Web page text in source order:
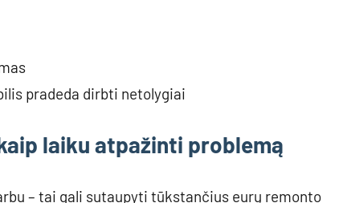
pradeda dirbti netolygiai
laiku atpažinti problemą
– tai gali sutaupyti tūkstančius eurų remonto